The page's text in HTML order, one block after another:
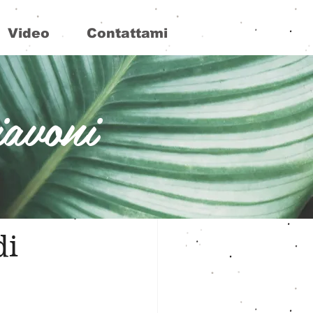
Video Contattami
Psicoterapia